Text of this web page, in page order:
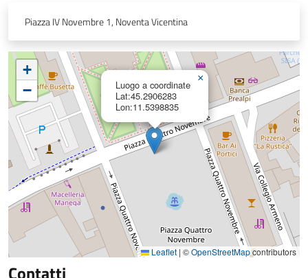
Piazza IV Novembre 1, Noventa Vicentina
Luogo a coordinate
Lat:45.2906283
Lon:11.5398835
×
+
−
Leaflet | ©OpenStreetMapcontributors